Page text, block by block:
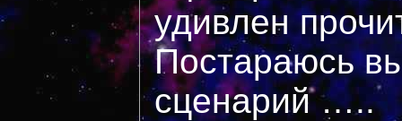
удивлен
Постараюсь
сценарий …..